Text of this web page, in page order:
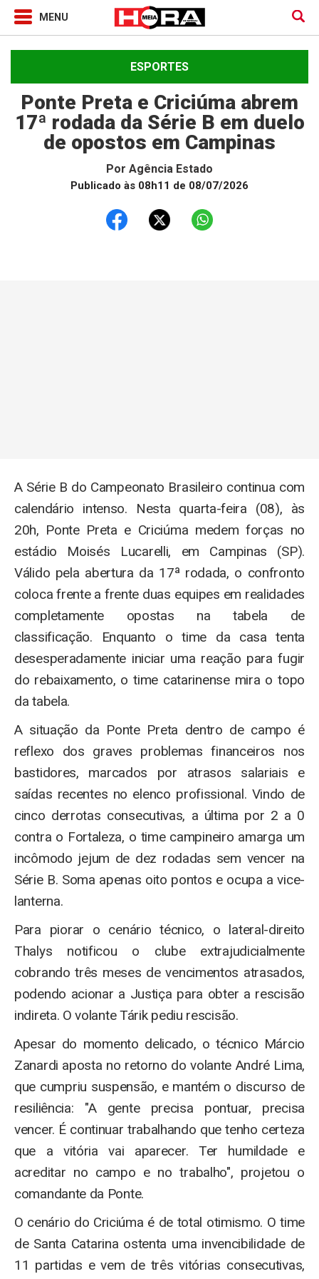
ESPORTES
Ponte Preta e Criciúma abrem
17ª rodada da Série B em duelo
de opostos em Campinas
Por Agência Estado
Publicado às 08h11 de 08/07/2026
A Série B do Campeonato Brasileiro continua com
calendário intenso. Nesta quarta-feira (08), às
20h, Ponte Preta e Criciúma medem forças no
estádio Moisés Lucarelli, em Campinas (SP).
Válido pela abertura da 17ª rodada, o confronto
coloca frente a frente duas equipes em realidades
completamente opostas na tabela de
classificação. Enquanto o time da casa tenta
desesperadamente iniciar uma reação para fugir
do rebaixamento, o time catarinense mira o topo
da tabela.
A situação da Ponte Preta dentro de campo é
reflexo dos graves problemas financeiros nos
bastidores, marcados por atrasos salariais e
saídas recentes no elenco profissional. Vindo de
cinco derrotas consecutivas, a última por 2 a 0
contra o Fortaleza, o time campineiro amarga um
incômodo jejum de dez rodadas sem vencer na
Série B. Soma apenas oito pontos e ocupa a vice-
lanterna.
Para piorar o cenário técnico, o lateral-direito
Thalys notificou o clube extrajudicialmente
cobrando três meses de vencimentos atrasados,
podendo acionar a Justiça para obter a rescisão
indireta. O volante Tárik pediu rescisão.
Apesar do momento delicado, o técnico Márcio
Zanardi aposta no retorno do volante André Lima,
que cumpriu suspensão, e mantém o discurso de
resiliência: "A gente precisa pontuar, precisa
vencer. É continuar trabalhando que tenho certeza
que a vitória vai aparecer. Ter humildade e
acreditar no campo e no trabalho", projetou o
comandante da Ponte.
O cenário do Criciúma é de total otimismo. O time
de Santa Catarina ostenta uma invencibilidade de
11 partidas e vem de três vitórias consecutivas,